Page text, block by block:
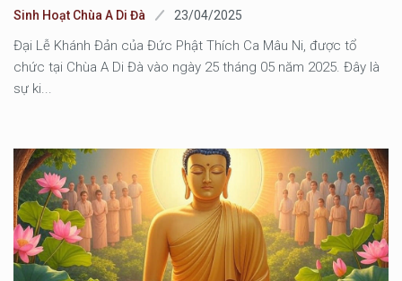
Sinh Hoạt Chùa A Di Đà 23/04/2025
Đại Lễ Khánh Đản của Đức Phật Thích Ca Mâu Ni, được tổ
chức tại Chùa A Di Đà vào ngày 25 tháng 05 năm 2025. Đây là
sự ki...